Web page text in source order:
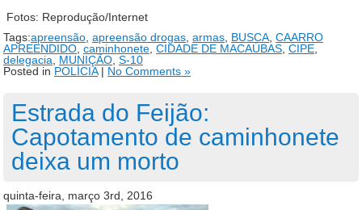
Fotos: Reprodução/Internet
Tags:apreensão apreensão drogas armas BUSCA CAARRO
APREENDIDO caminhonete CIDADE DE MACAÚBAS CIPE
delegacia
MUNIÇÃO S-10
Posted in POLÍCIA| No Comments »
Estrada do Feijão:
Capotamento de caminhonete
deixa um morto
quinta-feira, março 3rd, 2016